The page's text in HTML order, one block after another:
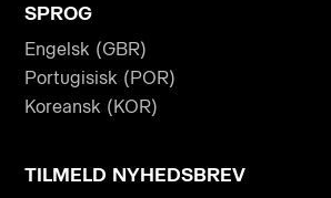
SPROG
Engelsk (GBR)
Portugisisk (POR)
Koreansk (KOR)
TILMELD NYHEDSBREV